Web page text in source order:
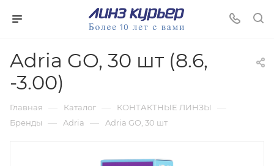
Adria GO, 30 шт (8.6,
-3.00)
Главная — Каталог — КОНТАКТНЫЕ ЛИНЗЫ —
Бренды — Adria — Adria GO, 30 шт